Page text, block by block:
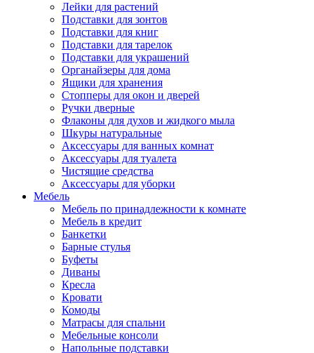
Лейки для растений
Подставки для зонтов
Подставки для книг
Подставки для тарелок
Подставки для украшений
Органайзеры для дома
Ящики для хранения
Стопперы для окон и дверей
Ручки дверные
Флаконы для духов и жидкого мыла
Шкуры натуральные
Аксессуары для ванных комнат
Аксессуары для туалета
Чистящие средства
Аксессуары для уборки
Мебель
Мебель по принадлежности к комнате
Мебель в кредит
Банкетки
Барные стулья
Буфеты
Диваны
Кресла
Кровати
Комоды
Матрасы для спальни
Мебельные консоли
Напольные подставки